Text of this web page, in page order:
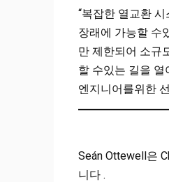
“복잡한 열교환
장래에 가능할 수
만 제한되어 소규
할 수있는 길을 열
엔지니어를위한
Seán Ottewell은
니다 .